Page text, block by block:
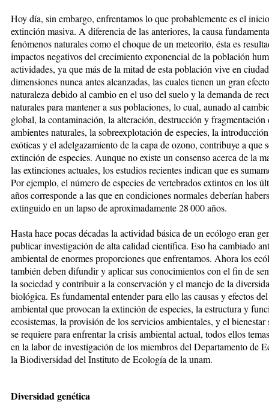
Hoy día, sin embargo, enfrentamos lo que probablemente es el
extinción masiva. A diferencia de las anteriores, la causa
fenómenos naturales como el choque de un meteorito, ésta es
impactos negativos del crecimiento exponencial de la población
actividades, ya que más de la mitad de esta población vive en
dimensiones nunca antes alcanzadas, las cuales tienen un gran
naturaleza debido al cambio en el uso del suelo y la demanda de
naturales para mantener a sus poblaciones, lo cual, aunado al
global, la contaminación, la alteración, destrucción y fragmentación
ambientes naturales, la sobreexplotación de especies, la
exóticas y el adelgazamiento de la capa de ozono, contribuye a que
extinción de especies. Aunque no existe un consenso acerca de la
las extinciones actuales, los estudios recientes indican que es
Por ejemplo, el número de especies de vertebrados extintos en los
años corresponde a las que en condiciones normales deberían
extinguido en un lapso de aproximadamente 28 000 años.
Hasta hace pocas décadas la actividad básica de un ecólogo eran
publicar investigación de alta calidad científica. Eso ha cambiado
ambiental de enormes proporciones que enfrentamos. Ahora los
también deben difundir y aplicar sus conocimientos con el fin de
la sociedad y contribuir a la conservación y el manejo de la
biológica. Es fundamental entender para ello las causas y efectos
ambiental que provocan la extinción de especies, la estructura y
ecosistemas, la provisión de los servicios ambientales, y el bienestar
se requiere para enfrentar la crisis ambiental actual, todos ellos
en la labor de investigación de los miembros del Departamento de
la Biodiversidad del Instituto de Ecología de la unam.
Diversidad genética